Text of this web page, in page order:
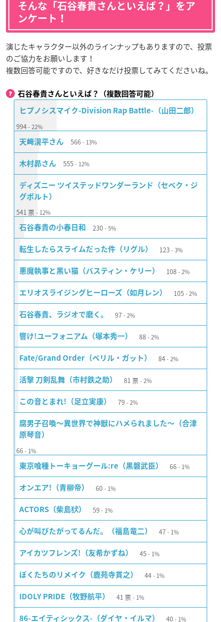
そんな「石谷春貴さんといえば？」をア
ンケート！
演じたキャラクター以外のラインナップもありますので、投票
のご協力をお願いします！
複数回答可能ですので、好きなだけ投票してみてくださいね。
石谷春貴さんといえば？（複数回答可能）
ヒプノシスマイク-Division Rap Battle-（山田二郎）
994 22%
天﨑滉平さん 566 13%
木村昴さん 555 12%
ディズニー ツイステッドワンダーランド（セベク・ジ
グボルト）
541 票 12%
石谷春貴の小春日和 230 5%
転生したらスライムだった件（リグル） 123 3%
悪魔執事と黒い猫（バスティン・ケリー） 108 2%
エリオスライジングヒーローズ（如月レン） 105 2%
石谷春貴、ラジオで磨く。 97 2%
響け!ユーフォニアム（塚本秀一） 88 2%
Fate/Grand Order（ベリル・ガット） 84 2%
活撃 刀剣乱舞（市村鉄之助） 81 票 2%
この音とまれ!（足立実康） 79 2%
腐男子召喚〜異世界で神獣にハメられました〜（合津
原琴音）
66 1%
東京喰種トーキョーグール:re（黒磐武臣） 66 1%
オンエア!（青柳帝） 60 1%
ACTORS（柴島犾） 59 1%
心が叫びたがってるんだ。（福島竜二） 47 1%
アイカツフレンズ!（友希かずね） 45 1%
ぼくたちのリメイク（鹿苑寺貫之） 44 1%
IDOLY PRIDE（牧野航平） 41 票 1%
86-エイティシックス-（ダイヤ・イルマ） 40 1%